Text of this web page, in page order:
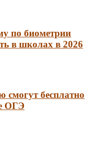
по биометрии
в школах в 2026
смогут бесплатно
ОГЭ